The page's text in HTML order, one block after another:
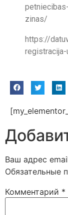
zinas/
https://
Ваш адрес
Обязательные
Комментарий *